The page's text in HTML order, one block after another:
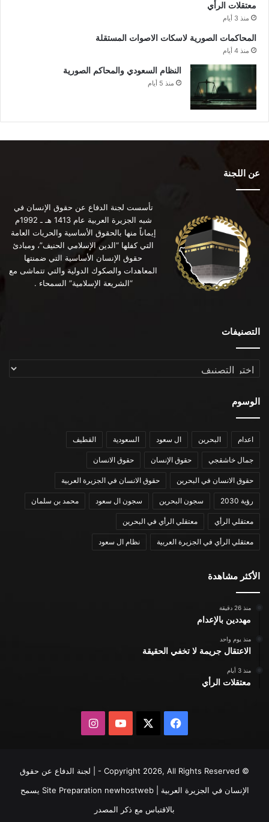
معتقلات الرأي
منذ 3 أيام
المحاكمات الصورية لاسكات الاصوات المستقلة
منذ 4 أيام
النظام السعودي والمحاكم الصورية
منذ 5 أيام
عن اللجنة
تأسست لجنة الدفاع عن حقوق الإنسان في
شبه الجزيرة العربية عام 1413 هـ ـ 1992م
إيماناً منها بالحقوق الأساسية والحريات العامة
التي كفلها “الدين الإسلامي الحنيف”، ومبادئ
حقوق الإنسان الأساسية التي ضمنتها
المعاهدات والصكوك الدولية والتي تتماشى مع
“الشريعة الإسلامية” السمحاء .
التصنيفات
التصنيفات
الوسوم
اعدام البحرين ال سعود السعودية القطيف
جمال خاشقجي حقوق الإنسان حقوق الانسان
حقوق الانسان في البحرين حقوق الانسان في الجزيرة العربية
رؤية 2030 سجون البحرين سجون ال سعود محمد بن سلمان
معتقلي الرأي معتقلي الرأي في البحرين
معتقلي الرأي في الجزيرة العربية نظام ال سعود
الأكثر مشاهدة
منذ 26 دقيقة
مهددين بالإعدام
منذ يوم واحد
الاعتقال جريمة لا تخفي الحقيقة
منذ 3 أيام
معتقلات الرأي
فيسبوك يوتيوبانستقرام
© Copyright 2026, All Rights Reserved - | لجنة الدفاع عن حقوق
الإنسان في الجزيرة العربية | Site Preparationnewhostweb
يسمح
بالاقتباس مع ذكر المصدر